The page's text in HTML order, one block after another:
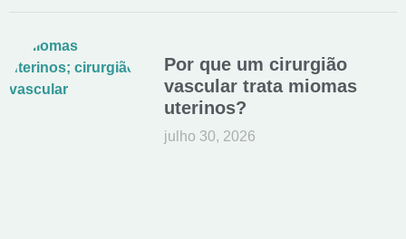
Por que um cirurgião
vascular trata miomas
uterinos?
julho 30, 2026